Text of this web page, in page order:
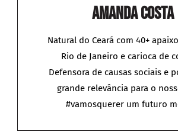
Amanda Costa
Natural do Ceará com 40+
Rio de Janeiro e carioca de
Defensora de causas sociais e
grande relevância para o
#vamosquerer um futuro